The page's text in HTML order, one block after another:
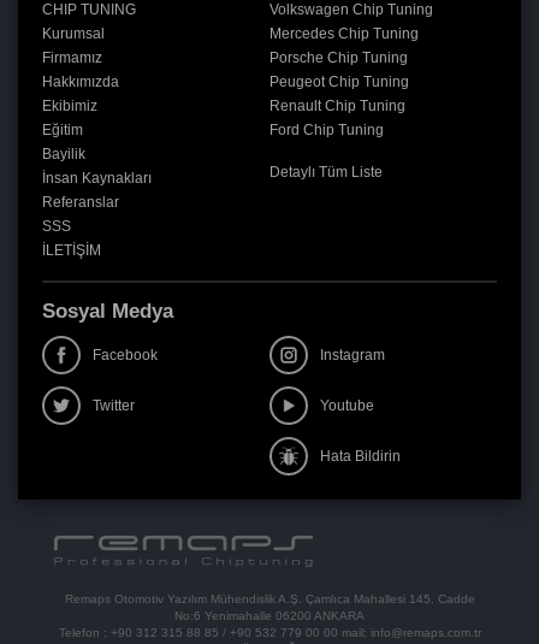
CHIP TUNING
Kurumsal
Firmamız
Hakkımızda
Ekibimiz
Eğitim
Bayilik
İnsan Kaynakları
Referanslar
SSS
İLETİŞİM
Volkswagen Chip Tuning
Mercedes Chip Tuning
Porsche Chip Tuning
Peugeot Chip Tuning
Renault Chip Tuning
Ford Chip Tuning
Detaylı Tüm Liste
Sosyal Medya
Facebook Instagram
Twitter Youtube
Hata Bildirin
Remaps Otomotiv Yazılım Mühendislik A.Ş. Çamlıca Mahallesi 145. Cadde
No:6 Yenimahalle 06200 ANKARA
Telefon : +90 312 315 88 85 / +90 532 779 00 00 mail: info@remaps.com.tr